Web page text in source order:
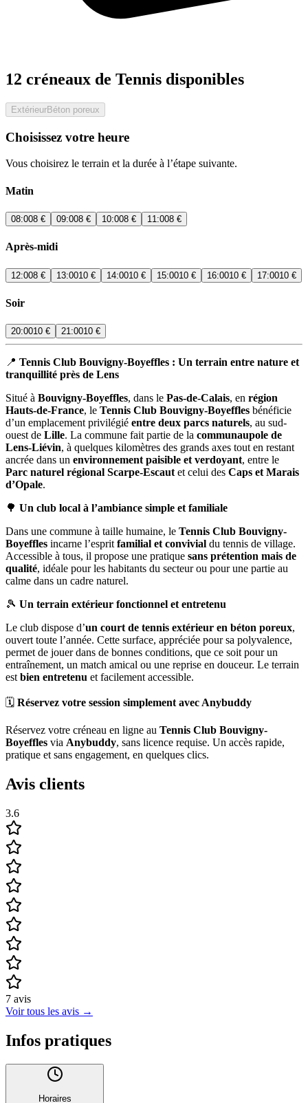
12 créneaux de Tennis disponibles
ExtérieurBéton poreux
Choisissez votre heure
Vous choisirez le terrain et la durée à l’étape suivante.
Matin
08:008 € 09:008 € 10:008 € 11:008 €
Après-midi
12:008 € 13:0010 € 14:0010 € 15:0010 € 16:0010 € 17:0010 €
Soir
20:0010 € 21:0010 €
📍 Tennis Club Bouvigny-Boyeffles : Un terrain entre nature et
tranquillité près de Lens
Situé à Bouvigny-Boyeffles, dans le Pas-de-Calais, en région
Hauts-de-France, le Tennis Club Bouvigny-Boyeffles bénéficie
d’un emplacement privilégié entre deux parcs naturels, au sud-
ouest de Lille. La commune fait partie de la communaupole de
Lens-Liévin, à quelques kilomètres des grands axes tout en restant
ancrée dans un environnement paisible et verdoyant, entre le
Parc naturel régional Scarpe-Escaut et celui des Caps et Marais
d’Opale.
🌳 Un club local à l’ambiance simple et familiale
Dans une commune à taille humaine, le Tennis Club Bouvigny-
Boyeffles incarne l’esprit familial et convivial du tennis de village.
Accessible à tous, il propose une pratique sans prétention mais de
qualité, idéale pour les habitants du secteur ou pour une partie au
calme dans un cadre naturel.
🎾 Un terrain extérieur fonctionnel et entretenu
Le club dispose d’un court de tennis extérieur en béton poreux,
ouvert toute l’année. Cette surface, appréciée pour sa polyvalence,
permet de jouer dans de bonnes conditions, que ce soit pour un
entraînement, un match amical ou une reprise en douceur. Le terrain
est bien entretenu et facilement accessible.
🗓️ Réservez votre session simplement avec Anybuddy
Réservez votre créneau en ligne au Tennis Club Bouvigny-
Boyeffles via Anybuddy, sans licence requise. Un accès rapide,
pratique et sans engagement, en quelques clics.
Avis clients
3.6
7 avis
Voir tous les avis →
Infos pratiques
Horaires